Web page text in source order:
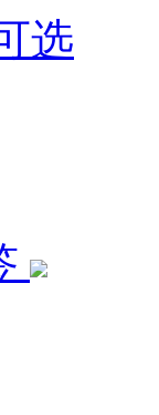
选